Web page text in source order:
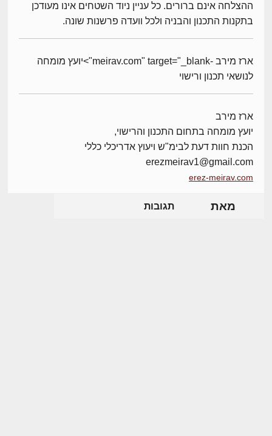
ההצלחה אינם ברורים. כל עניין ניוד השטחים אינו מעודכן
בתקנות התכנון והבניה ולכל וועדה פרשנות שונה.
ארז מירב -meirav.com" target="_blank">יועץ מומחה
לנושאי תכנון ורישוי
ארז מירב
יועץ מומחה בתחום התכנון והרישוי,
הכנת חוות דעת לבימ"ש ויעוץ אדריכלי כללי
erezmeirav1@gmail.com
erez-meirav.com
מאת תגובות